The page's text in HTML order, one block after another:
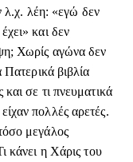
λ.χ. λέη: «εγώ δεν
και δεν
Χωρίς αγώνα δεν
Πατερικά βιβλία
σε τι πνευματικά
πολλές αρετές.
μεγάλος
κάνει η Χάρις του